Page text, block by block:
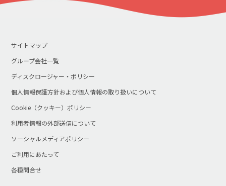
サイトマップ
グループ会社一覧
ディスクロージャー・ポリシー
個人情報保護方針および個人情報の取り扱いについて
Cookie（クッキー）ポリシー
利用者情報の外部送信について
ソーシャルメディアポリシー
ご利用にあたって
各種問合せ